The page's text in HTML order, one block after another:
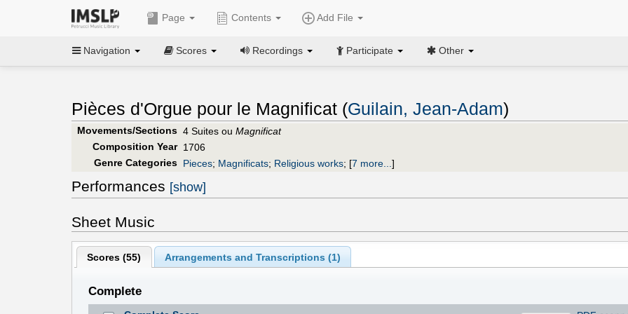
Page Contents Add File
Navigation Scores Recordings Participate Other
Pièces d'Orgue pour le Magnificat (Guilain, Jean-Adam)
Movements/Sections 4 Suites ou Magnificat
Composition Year 1706
Genre Categories Pieces; Magnificats; Religious works; [7 more... ]
Performances [show]
Sheet Music
Scores (55) Arrangements and Transcriptions (1)
Complete